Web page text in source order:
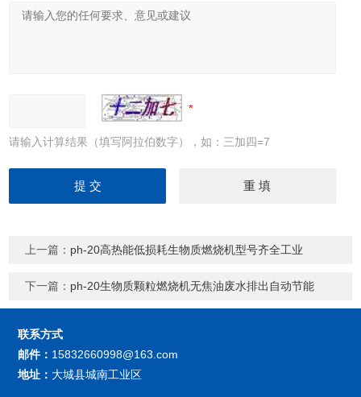
请输入计算结果（填写阿拉伯数字），如：三加四=7
上一篇： ph-20高热能低损耗生物质燃烧机型号齐全工业
下一篇： ph-20生物质颗粒燃烧机无焦油废水排出自动节能
联系方式
邮件： 15832660998@163.com
地址： 大城县城南工业区